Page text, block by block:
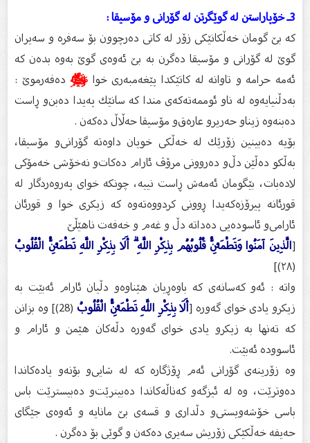
کە بێ گومان خەڵکانێکى زۆر لە کاتى دەرچوون بۆ سەفرە و سەیران
گوێ لە گۆرانى و مۆسیقا دەگرن بە بێ ئەوەى گوێ بەوە بدەن کە
ئەمە حرامە و تاوانە لە کاتێکدا پێغەمبەری خواﷺدەفەرموێ :
بەدڵنیایەوە لە ناو ئوممەتەكەی مندا كە سانێك پەیدا دەبن‌و ڕاست
دەبنەوە زیناو حەریرو عارەق‌و مۆسیقا حەڵاڵ دەكەن .
بۆیە دەبینین زۆرێك لە خەڵكی خویان داوەتە گۆرانی‌و مۆسیقا،
بەڵكو دەڵێن دڵ‌و دەروونی مرۆڤ ئارام دەكات‌و نەخۆشی خەمۆكی
لادەبات، بێگومان ئەمەش ڕاست نییە، چونكە خوای پەروەردگار لە
قورئانە پیرۆزەكەیدا ڕوونی كردووەتەوە كە زیكری خوا و قورئان
ئارامی‌و ئاسودەیی دەداتە دڵ و غەم و خەفەت ناهێڵێ
الَّذِينَ آمَنُوا وَتَطْمَئِنُّ قُلُوبُهُم بِذِكْرِ اللَّهِ ۗ أَلَا بِذِكْرِ اللَّهِ تَطْمَئِنُّ الْقُلُوبُ
واته : ئه‌و كه‌سانه‌ی كه‌ باوه‌ڕیان هێناوه‌و دڵیان ئارام ئه‌بێت به‌
زیكرو یادی خوای گه‌وره‌ [أَلَا بِذِكْرِ اللَّهِ تَطْمَئِنُّ الْقُلُوبُ
(28)] وه‌ بزانن
كه‌ ته‌نها به‌ زیكرو یادی خوای گه‌وره‌ دڵه‌كان هێمن و ئارام و
ئاسووده‌ ئه‌بێت.
وه زۆرینەی گۆرانی ئەم ڕۆژگارە كە لە شایی‌و بۆنەو یادەكاندا
دەوترێت، وە لە ئیزگەو كەناڵەكاندا دەبینرێت‌و دەبیسترێت باس
باسی خۆشەویستی‌و دڵداری و قسەی بێ مانایە و ئەوەی جێگای
حەیفە خەڵكێكی زۆریش سەیری دەکەن و گوێی بۆ دەگرن .